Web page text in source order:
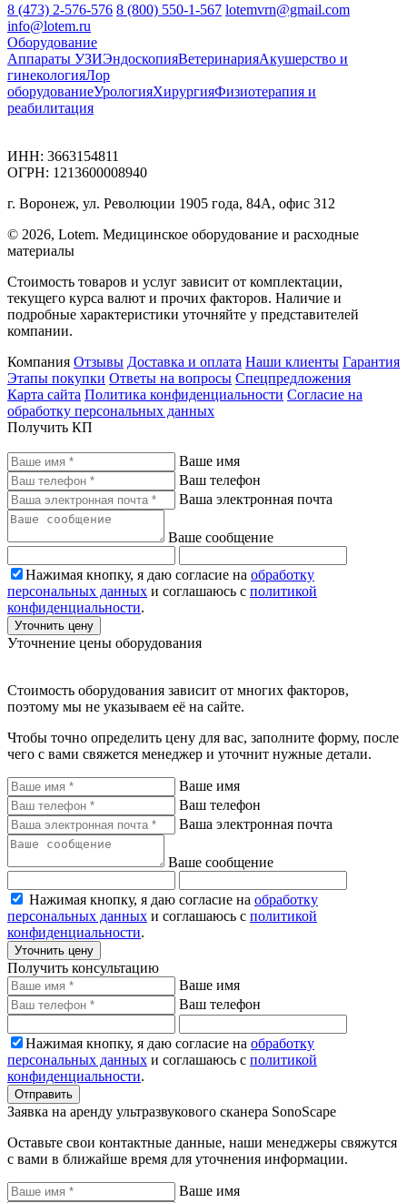
8 (473) 2-576-576 8 (800) 550-1-567 lotemvrn@gmail.com
info@lotem.ru
Оборудование
Аппараты УЗИЭндоскопияВетеринарияАкушерство и
гинекологияЛор
оборудованиеУрологияХирургияФизиотерапия и
реабилитация
ИНН: 3663154811
ОГРН: 1213600008940
г. Воронеж, ул. Революции 1905 года, 84А, офис 312
© 2026, Lotem. Медицинское оборудование и расходные
материалы
Стоимость товаров и услуг зависит от комплектации,
текущего курса валют и прочих факторов. Наличие и
подробные характеристики уточняйте у представителей
компании.
Компания Отзывы Доставка и оплата Наши клиенты Гарантия
Этапы покупки Ответы на вопросы Спецпредложения
Карта сайта Политика конфиденциальности Согласие на
обработку персональных данных
Получить КП
Ваше имя
Ваш телефон
Ваша электронная почта
Ваше сообщение
Нажимая кнопку, я даю согласие на обработку
персональных данных и соглашаюсь с политикой
конфиденциальности.
Уточнить цену
Уточнение цены оборудования
Стоимость оборудования зависит от многих факторов,
поэтому мы не указываем её на сайте.
Чтобы точно определить цену для вас, заполните форму, после
чего с вами свяжется менеджер и уточнит нужные детали.
Ваше имя
Ваш телефон
Ваша электронная почта
Ваше сообщение
Нажимая кнопку, я даю согласие на обработку
персональных данных и соглашаюсь с политикой
конфиденциальности.
Уточнить цену
Получить консультацию
Ваше имя
Ваш телефон
Нажимая кнопку, я даю согласие на обработку
персональных данных и соглашаюсь с политикой
конфиденциальности.
Отправить
Заявка на аренду ультразвукового сканера SonoScape
Оставьте свои контактные данные, наши менеджеры свяжутся
с вами в ближайше время для уточнения информации.
Ваше имя